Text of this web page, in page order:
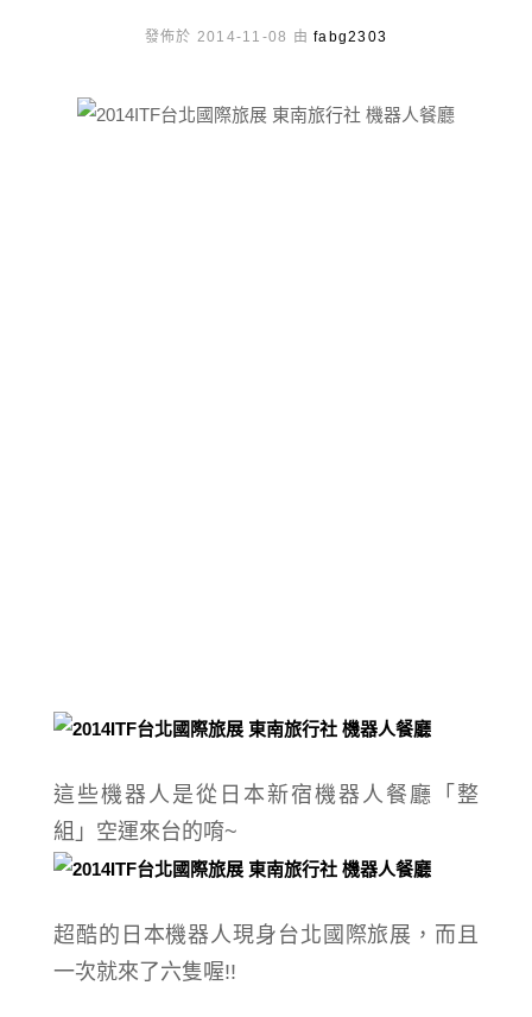
發佈於 2014-11-08 由fabg2303
這些機器人是從日本新宿機器人餐廳「整
組」空運來台的唷~
超酷的日本機器人現身台北國際旅展，而且
一次就來了六隻喔!!